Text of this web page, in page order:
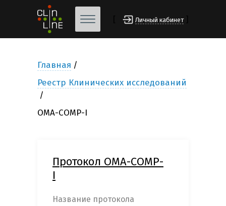
Личный кабинет
Главная
Реестр Клинических исследований
OMA-COMP-I
Протокол OMA-COMP-
I
Название протокола